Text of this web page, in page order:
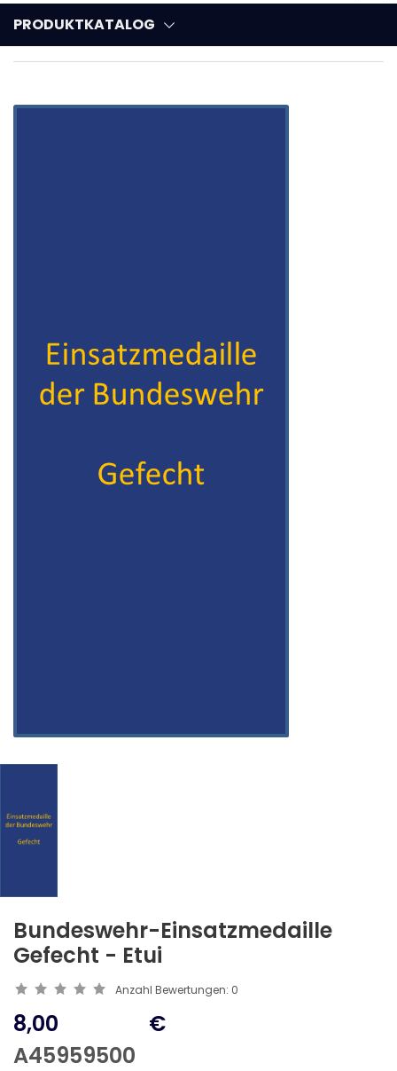
PRODUKTKATALOG
Bundeswehr-Einsatzmedaille
Gefecht - Etui
Anzahl Bewertungen: 0
8,00
A45959500
€